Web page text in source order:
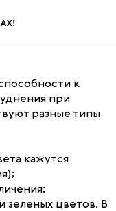
к
при
разные типы
кажутся
зеленых цветов. В